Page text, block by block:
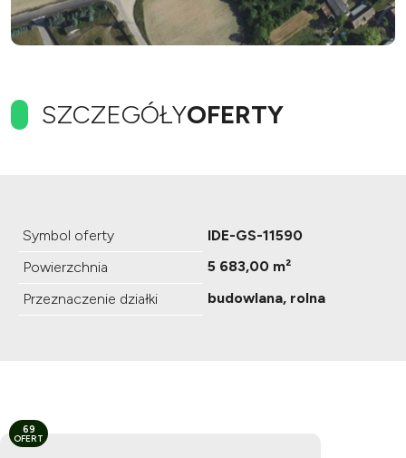
SZCZEGÓŁYOFERTY
Symbol oferty
IDE-GS-11590
Powierzchnia
5 683,00 m²
Przeznaczenie działki
budowlana, rolna
69
OFERT